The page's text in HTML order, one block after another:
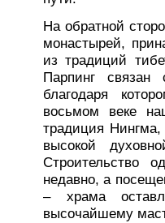
На обратной
монастырей,
из традиций
Парпинг
благодаря
восьмом веке
традиция
высокой
Строительство
недавно, а
– храма
высочайшему